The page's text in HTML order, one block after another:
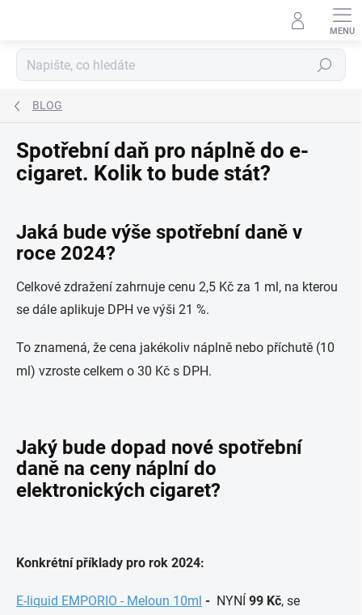
Hledat
BLOG
Spotřební daň pro náplně do e-
cigaret. Kolik to bude stát?
Jaká bude výše spotřební daně v
roce 2024?
Celkové zdražení zahrnuje cenu 2,5 Kč za 1 ml, na kterou
se dále aplikuje DPH ve výši 21 %.
To znamená, že cena jakékoliv náplně nebo příchutě (10
ml) vzroste celkem o 30 Kč s DPH.
Jaký bude dopad nové spotřební
daně na ceny náplní do
elektronických cigaret?
Konkrétní příklady pro rok 2024:
E-liquid EMPORIO - Meloun 10ml - NYNÍ 99 Kč, se